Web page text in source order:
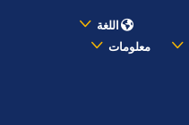
اللغة
معلومات